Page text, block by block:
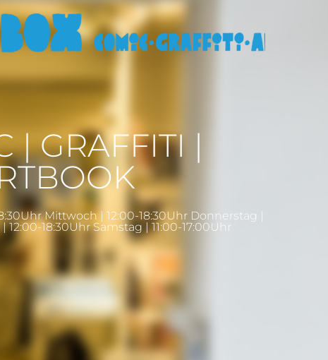
| GRAFFITI |
Mittwoch | 12:00-18:30Uhr Donnerstag |
12:00-18:30Uhr Samstag | 11:00-17:00Uhr